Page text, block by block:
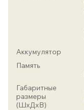
Аккумулятор
Память
Габаритные
размеры
(ШхДхВ)